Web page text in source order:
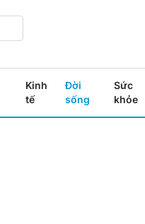
Kinh
tế
Đời
sống
Sức
khỏe